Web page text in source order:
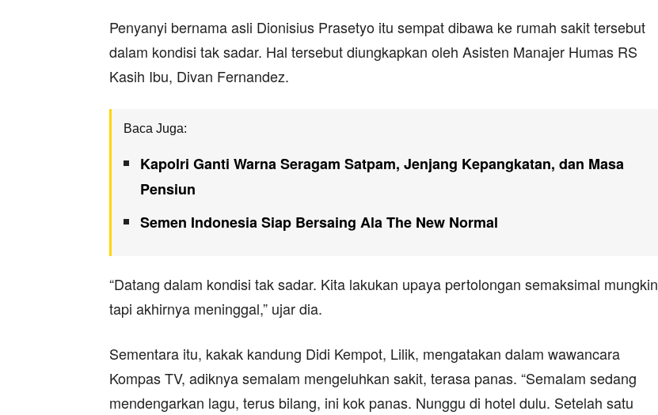
Penyanyi bernama asli Dionisius Prasetyo itu sempat dibawa ke rumah sakit tersebut
dalam kondisi tak sadar. Hal tersebut diungkapkan oleh Asisten Manajer Humas RS
Kasih Ibu, Divan Fernandez.
Baca Juga:
Kapolri Ganti Warna Seragam Satpam, Jenjang Kepangkatan, dan Masa
Pensiun
Semen Indonesia Siap Bersaing Ala The New Normal
“Datang dalam kondisi tak sadar. Kita lakukan upaya pertolongan semaksimal mungkin
tapi akhirnya meninggal,” ujar dia.
Sementara itu, kakak kandung Didi Kempot, Lilik, mengatakan dalam wawancara
Kompas TV, adiknya semalam mengeluhkan sakit, terasa panas. “Semalam sedang
mendengarkan lagu, terus bilang, ini kok panas. Nunggu di hotel dulu. Setelah satu